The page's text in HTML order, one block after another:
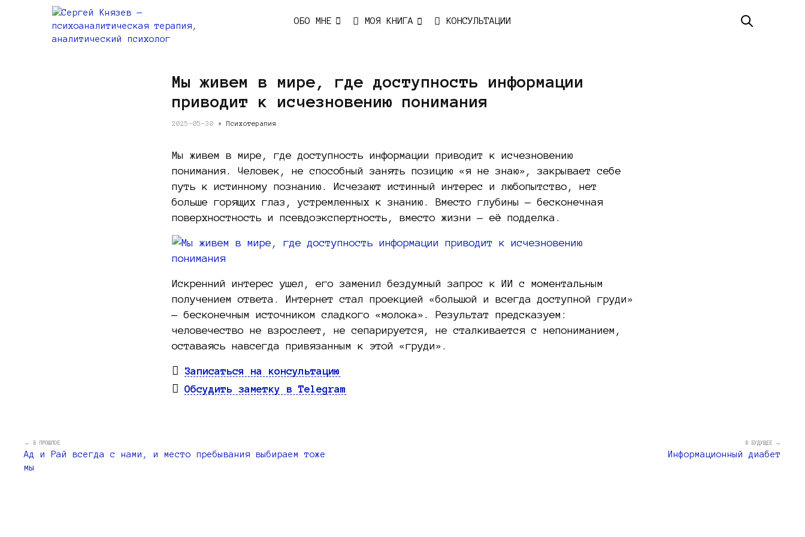
ОБО МНЕ МОЯ КНИГА КОНСУЛЬТАЦИИ
Мы живем в мире, где доступность информации
приводит к исчезновению понимания
2025-05-30 • Психотерапия
Мы живем в мире, где доступность информации приводит к исчезновению
понимания. Человек, не способный занять позицию «я не знаю», закрывает себе
путь к истинному познанию. Исчезают истинный интерес и любопытство, нет
больше горящих глаз, устремленных к знанию. Вместо глубины — бесконечная
поверхностность и псевдоэкспертность, вместо жизни — её подделка.
Искренний интерес ушел, его заменил бездумный запрос к ИИ с моментальным
получением ответа. Интернет стал проекцией «большой и всегда доступной груди»
— бесконечным источником сладкого «молока». Результат предсказуем:
человечество не взрослеет, не сепарируется, не сталкивается с непониманием,
оставаясь навсегда привязанным к этой «груди».
Записаться на консультацию
Обсудить заметку в Telegram
← В ПРОШЛОЕ
Ад и Рай всегда с нами, и место пребывания выбираем тоже
мы
В БУДУЩЕЕ →
Информационный диабет